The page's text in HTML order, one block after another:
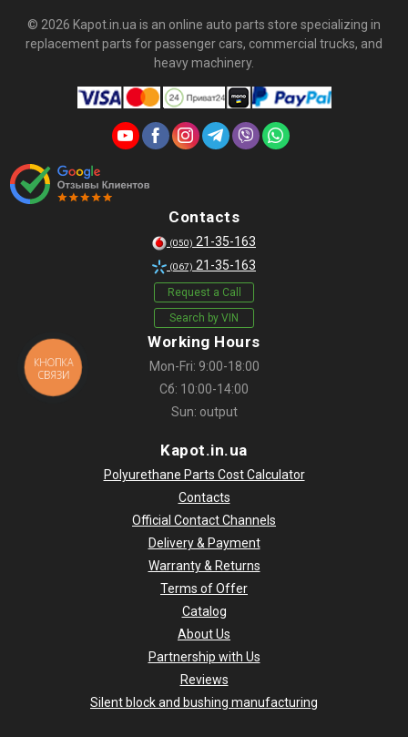
© 2026 Kapot.in.ua is an online auto parts store specializing in
replacement parts for passenger cars, commercial trucks, and
heavy machinery.
Contacts
(050) 21-35-163
(067) 21-35-163
Request a Call
Search by VIN
Working Hours
Mon-Fri: 9:00-18:00
Сб: 10:00-14:00
Sun: output
Kapot.in.ua
Polyurethane Parts Cost Calculator
Contacts
Official Contact Channels
Delivery & Payment
Warranty & Returns
Terms of Offer
Catalog
About Us
Partnership with Us
Reviews
Silent block and bushing manufacturing
КНОПКА
СВЯЗИ